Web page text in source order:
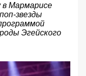
в Мармарисе
звезды
Эгейского